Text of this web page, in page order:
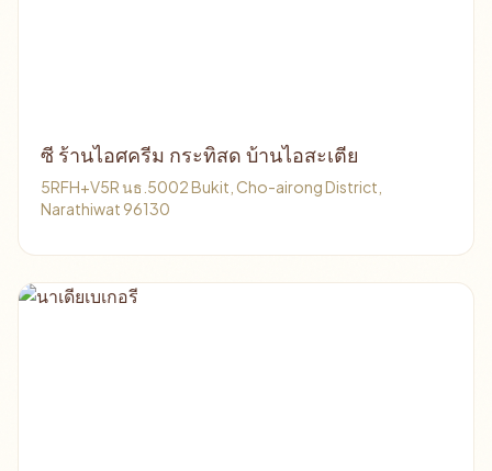
ซี ร้านไอศครีม กระทิสด บ้านไอสะเตีย
5RFH+V5R นธ.5002 Bukit, Cho-airong District,
Narathiwat 96130